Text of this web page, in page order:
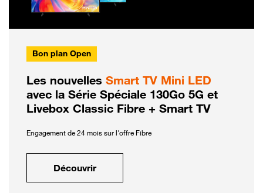
Bon plan Open
Les nouvelles Smart TV Mini LED
avec la Série Spéciale 130Go 5G et
Livebox Classic Fibre + Smart TV
Engagement de 24 mois sur l'offre Fibre
Découvrir